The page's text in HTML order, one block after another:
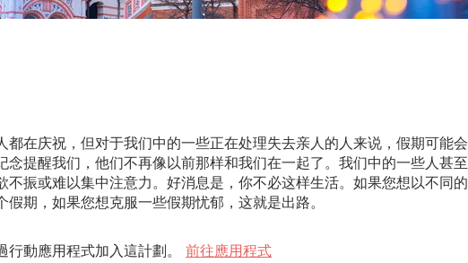
都在庆祝，但对于我们中的一些正在处理失去亲人的人来说，假期可能会
念提醒我们，他们不再像以前那样和我们在一起了。我们中的一些人甚至
不振或难以集中注意力。好消息是，你不必这样生活。如果您想以不同的
假期，如果您想克服一些假期忧郁，这就是出路。
行動應用程式加入這計劃。 前往應用程式